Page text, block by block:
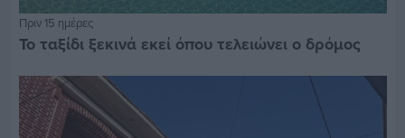
Πριν 15 ημέρες
Το ταξίδι ξεκινά εκεί όπου τελειώνει ο δρόμος